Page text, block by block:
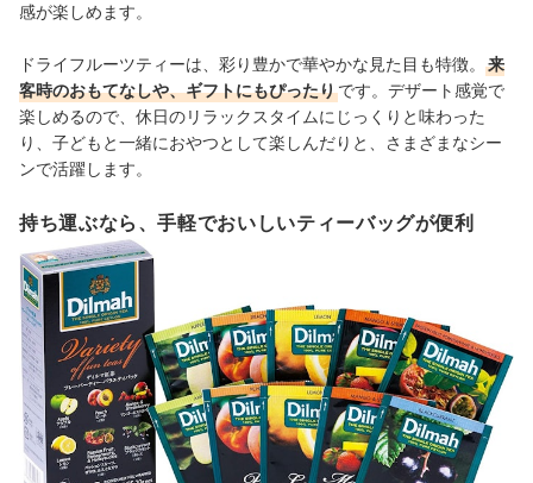
感が楽しめます。
ドライフルーツティーは、彩り豊かで華やかな見た目も特徴。
来
客時のおもてなしや、ギフトにもぴったりです。デザート感覚で
楽しめるので、休日のリラックスタイムにじっくりと味わった
り、子どもと一緒におやつとして楽しんだりと、さまざまなシー
ンで活躍します。
持ち運ぶなら、手軽でおいしいティーバッグが便利